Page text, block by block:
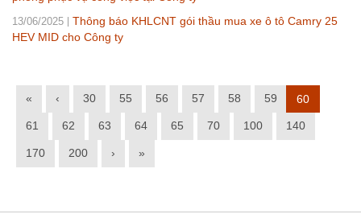
13/06/2025
Thông báo KHLCNT gói thầu mua xe ô tô Camry 25
HEV MID cho Công ty
« ‹ 30 55 56 57 58 59 60
61 62 63 64 65 70 100 140
170 200 › »